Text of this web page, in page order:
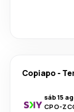
Copiapo -
sáb 15
CPO-